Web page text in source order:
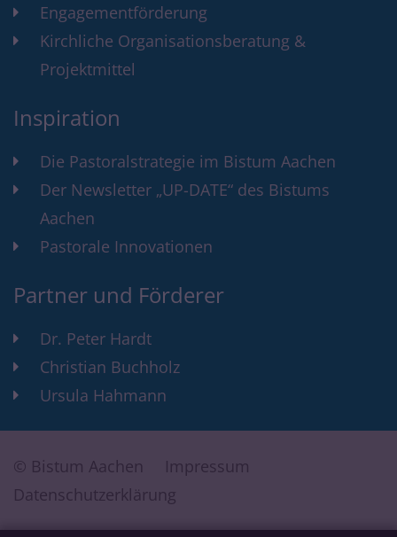
Engagementförderung
Kirchliche Organisationsberatung &
Projektmittel
Inspiration
Die Pastoralstrategie im Bistum Aachen
Der Newsletter „UP-DATE“ des Bistums
Aachen
Pastorale Innovationen
Partner und Förderer
Dr. Peter Hardt
Christian Buchholz
Ursula Hahmann
© Bistum Aachen
Impressum
Datenschutzerklärung